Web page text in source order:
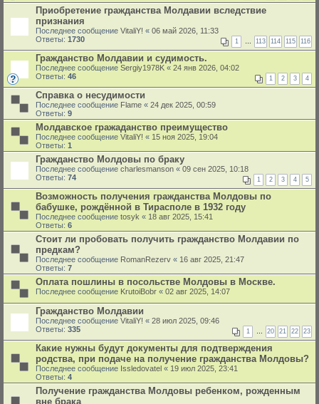
Приобретение гражданства Молдавии вследствие
признания
Последнее сообщение VitaliY! « 06 май 2026, 11:33
Ответы: 1730 1 … 113 114 115 116
Гражданство Молдавии и судимость.
Последнее сообщение Sergiy1978K « 24 янв 2026, 04:02
Ответы: 46 1 2 3 4
Справка о несудимости
Последнее сообщение Flame « 24 дек 2025, 00:59
Ответы: 9
Молдавское гражаданство преимущество
Последнее сообщение VitaliY! « 15 ноя 2025, 19:04
Ответы: 1
Гражданство Молдовы по браку
Последнее сообщение charlesmanson « 09 сен 2025, 10:18
Ответы: 74 1 2 3 4 5
Возможность получения гражданства Молдовы по
бабушке, рождённой в Тирасполе в 1932 году
Последнее сообщение tosyk « 18 авг 2025, 15:41
Ответы: 6
Стоит ли пробовать получить гражданство Молдавии по
предкам?
Последнее сообщение RomanRezerv « 16 авг 2025, 21:47
Ответы: 7
Оплата пошлины в посольстве Молдовы в Москве.
Последнее сообщение KrutoiBobr « 02 авг 2025, 14:07
Гражданство Молдавии
Последнее сообщение VitaliY! « 28 июл 2025, 09:46
Ответы: 335 1 … 20 21 22 23
Какие нужны будут документы для подтверждения
родства, при подаче на получение гражданства Молдовы?
Последнее сообщение Issledovatel « 19 июл 2025, 23:41
Ответы: 4
Получение гражданства Молдовы ребенком, рожденным
вне брака